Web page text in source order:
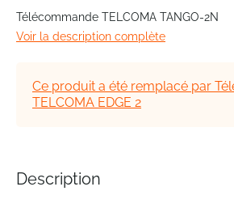
to
the
beginning
images
gallery
Télécommande TELCOMA TANGO-2N
Voir la description complète
Ce produit a été remplacé par
TELCOMA EDGE 2
Description